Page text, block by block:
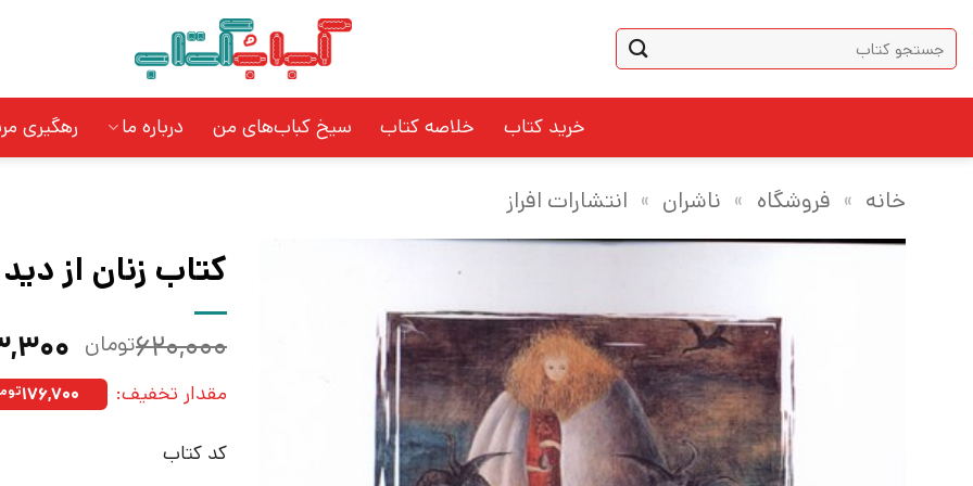
content
جستجو
برای:
خرید کتاب خلاصه کتاب سیخ کباب‌های من درباره ما رهگیری
خانه » فروشگاه » ناشران » انتشارات افراز
کتاب زنان از
۶۲۰,۰۰۰تومان قیمت
اصلی: مقدار تخفیف: ۱۷۶,۷۰۰
کد کتاب